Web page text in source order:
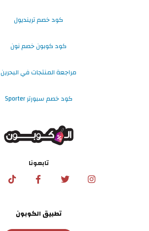
كود خصم ترينديول
كود كوبون خصم نون
مراجعة المنتجات في البحرين
كود خصم سبورتر Sporter
تابعونا
تطبيق الكوبون